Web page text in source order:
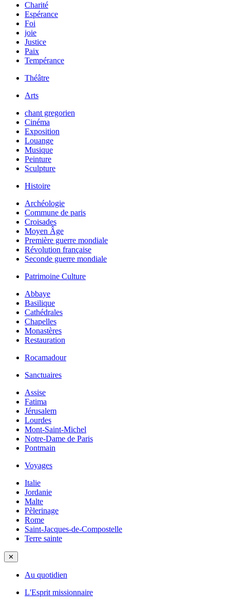
Charité
Espérance
Foi
joie
Justice
Paix
Tempérance
Théâtre
Arts
chant gregorien
Cinéma
Exposition
Louange
Musique
Peinture
Sculpture
Histoire
Archéologie
Commune de paris
Croisades
Moyen Âge
Première guerre mondiale
Révolution française
Seconde guerre mondiale
Patrimoine Culture
Abbaye
Basilique
Cathédrales
Chapelles
Monastères
Restauration
Rocamadour
Sanctuaires
Assise
Fatima
Jérusalem
Lourdes
Mont-Saint-Michel
Notre-Dame de Paris
Pontmain
Voyages
Italie
Jordanie
Malte
Pèlerinage
Rome
Saint-Jacques-de-Compostelle
Terre sainte
✕
Au quotidien
L'Esprit missionnaire